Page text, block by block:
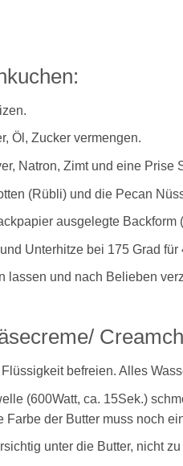
Öl, Zucker vermengen.
Natron, Zimt und eine Prise
(Rübli) und die Pecan
ausgelegte
Unterhitze bei 175 Grad für
lassen und nach Belieben
befreien. Alles
(600Watt, ca. 15Sek.)
Farbe der Butter muss noch
unter die Butter, nicht